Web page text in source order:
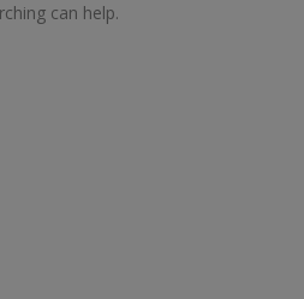
can help.